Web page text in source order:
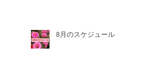
8月のスケジュール